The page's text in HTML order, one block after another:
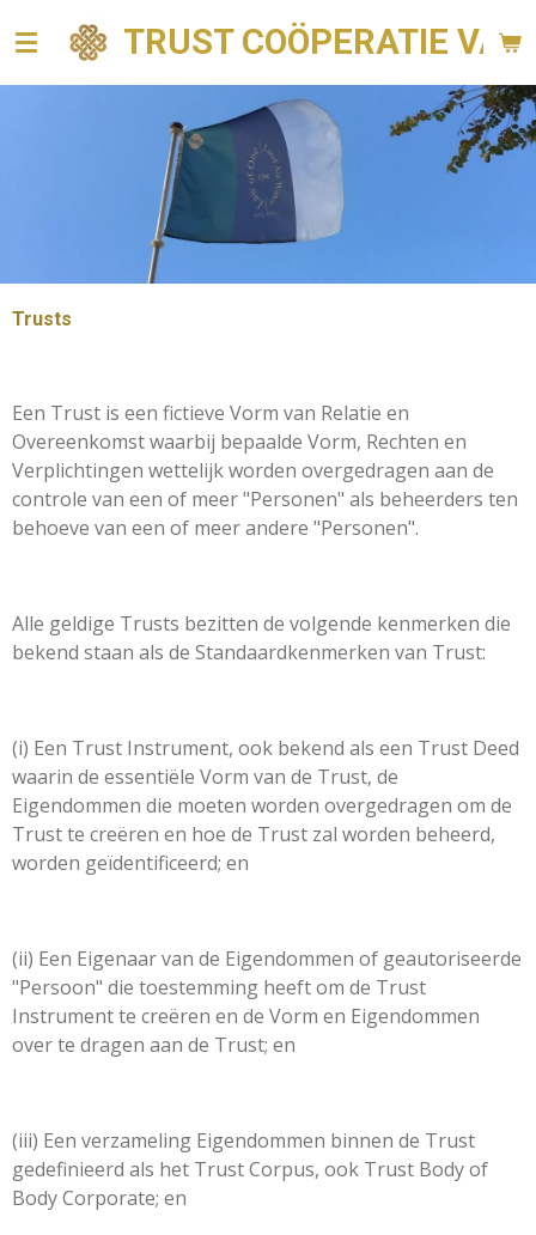
direct
naar
TRUST COÖPERATIE
Trusts
Een Trust is een fictieve Vorm van Relatie en
Overeenkomst waarbij bepaalde Vorm, Rechten en
Verplichtingen wettelijk worden overgedragen aan de
controle van een of meer "Personen" als beheerders ten
behoeve van een of meer andere "Personen".
Alle geldige Trusts bezitten de volgende kenmerken die
bekend staan ​​als de Standaardkenmerken van Trust:
(i) Een Trust Instrument, ook bekend als een Trust Deed
waarin de essentiële Vorm van de Trust, de
Eigendommen die moeten worden overgedragen om de
Trust te creëren en hoe de Trust zal worden beheerd,
worden geïdentificeerd; en
(ii) Een Eigenaar van de Eigendommen of geautoriseerde
"Persoon" die toestemming heeft om de Trust
Instrument te creëren en de Vorm en Eigendommen
over te dragen aan de Trust; en
(iii) Een verzameling Eigendommen binnen de Trust
gedefinieerd als het Trust Corpus, ook Trust Body of
Body Corporate; en